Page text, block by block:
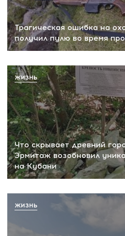
Трагическая ошибка на
получил пулю во время
Что скрывает древний
Эрмитаж возобновил
на Кубани
ЖИЗНЬ
ЖИЗНЬ